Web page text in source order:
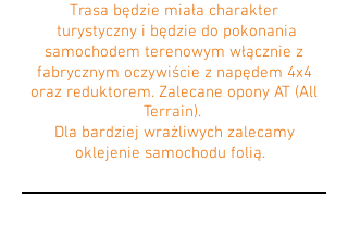
Trasa będzie miała charakter
turystyczny i będzie do pokonania
samochodem terenowym włącznie z
fabrycznym oczywiście z napędem 4x4
oraz reduktorem. Zalecane opony AT (All
Terrain).
Dla bardziej wrażliwych zalecamy
oklejenie samochodu folią.